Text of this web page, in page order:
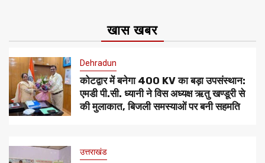
खास खबर
Dehradun
कोटद्वार में बनेगा 400 KV का बड़ा उपसंस्थान:
एमडी पी.सी. ध्यानी ने विस अध्यक्ष ऋतु खण्डूरी से
की मुलाकात, बिजली समस्याओं पर बनी सहमति
उत्तराखंड